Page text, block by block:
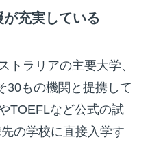
充実している
トラリアの主要大学、
30もの機関と提携して
TOEFLなど公式の試
の学校に直接入学す